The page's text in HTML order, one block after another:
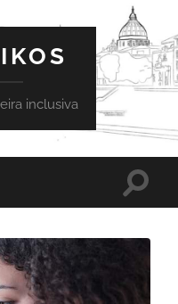
inclusiva
Toggle